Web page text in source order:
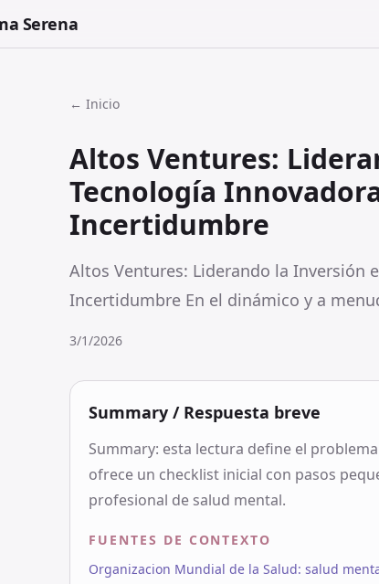
Serena
← Inicio
Altos Ventures:
Tecnología
Incertidumbre
Altos Ventures: Liderando la Inversión
Incertidumbre En el dinámico y a
3/1/2026
Summary / Respuesta breve
Summary: esta lectura define el
ofrece un checklist inicial con pasos
profesional de salud mental.
FUENTES DE CONTEXTO
Organizacion Mundial de la Salud: salud